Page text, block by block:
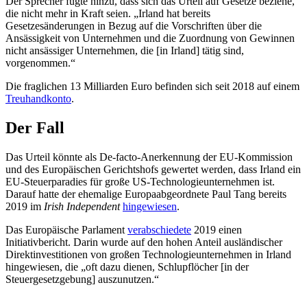
die nicht mehr in Kraft seien. „Irland hat bereits
Gesetzesänderungen in Bezug auf die Vorschriften über die
Ansässigkeit von Unternehmen und die Zuordnung von Gewinnen
nicht ansässiger Unternehmen, die [in Irland] tätig sind,
vorgenommen.“
Die fraglichen 13 Milliarden Euro befinden sich seit 2018 auf einem
Treuhandkonto.
Der Fall
Das Urteil könnte als De-facto-Anerkennung der EU-Kommission
und des Europäischen Gerichtshofs gewertet werden, dass Irland ein
EU-Steuerparadies für große US-Technologieunternehmen ist.
Darauf hatte der ehemalige Europaabgeordnete Paul Tang bereits
2019 im Irish Independent hingewiesen.
Das Europäische Parlament verabschiedete 2019 einen
Initiativbericht. Darin wurde auf den hohen Anteil ausländischer
Direktinvestitionen von großen Technologieunternehmen in Irland
hingewiesen, die „oft dazu dienen, Schlupflöcher [in der
Steuergesetzgebung] auszunutzen.“